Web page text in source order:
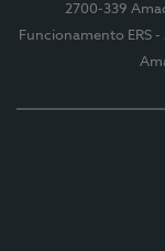
2700-339
Funcionamento ERS -